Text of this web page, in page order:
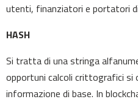
utenti, finanziatori e portatori
HASH
Si tratta di una stringa
opportuni calcoli crittografici si
informazione di base. In